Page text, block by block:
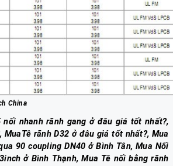
China
nối nhanh rãnh gang ở đâu giá tốt nhất?,
rãnh D32 ở đâu giá tốt nhất?, Mua
90 coupling DN40 ở Bình Tân, Mua Nối
ở Bình Thạnh, Mua Tê nối bằng rãnh